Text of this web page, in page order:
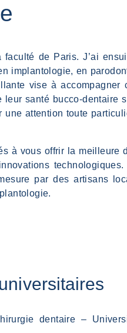
de Paris. J’ai
implantologie, en
vise à accompagner
santé bucco-dentaire
attention toute
à vous offrir la meilleure
par des artisans
dentaire –